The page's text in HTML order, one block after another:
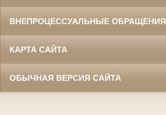
ВНЕПРОЦЕССУАЛЬНЫЕ ОБРАЩЕНИЯ
КАРТА САЙТА
ОБЫЧНАЯ ВЕРСИЯ САЙТА